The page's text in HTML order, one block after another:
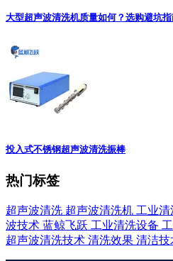
大型超声波清洗机质量如何？选购避坑
投入式不锈钢超声波清洗振棒
热门标签
超声波清洗 超声波清洗机 工业清
波技术 蓝鲸飞跃 工业清洗设备
超声波清洗技术 清洗效果 清洁技